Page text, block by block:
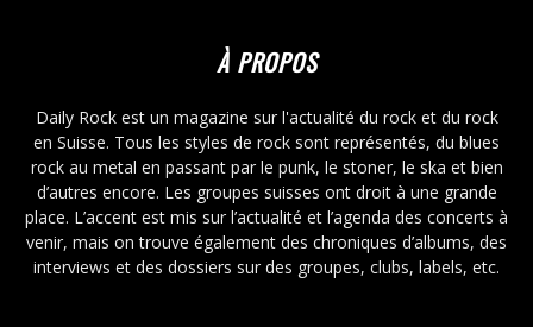
À PROPOS
Daily Rock est un magazine sur l'actualité du rock et du rock
en Suisse. Tous les styles de rock sont représentés, du blues
rock au metal en passant par le punk, le stoner, le ska et bien
d’autres encore. Les groupes suisses ont droit à une grande
place. L’accent est mis sur l’actualité et l’agenda des concerts à
venir, mais on trouve également des chroniques d’albums, des
interviews et des dossiers sur des groupes, clubs, labels, etc.